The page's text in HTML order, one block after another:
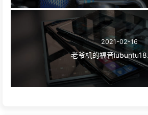
2021-02-16
老爷机的福音